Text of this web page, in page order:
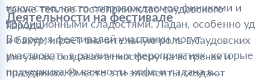
также теплое гостеприимство саудовского
народа.
искусство, часто сопровождаемое финиками и
традиционными сладостями. Ладан, особенно уд
и бахур, играет значительную роль в саудовских
ритуалах, создавая атмосферу на встречах и
праздниках. Вместе эти элементы создают
Деятельности на фестивале
Во время фестивалей участники могут
участвовать в различных мероприятиях, которые
подчеркивают важность кофе и ладана в